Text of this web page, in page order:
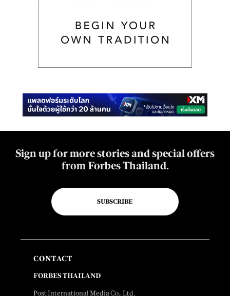
Sign up for more stories and special offers
from Forbes Thailand.
SUBSCRIBE
CONTACT
FORBES THAILAND
Post International Media Co., Ltd.